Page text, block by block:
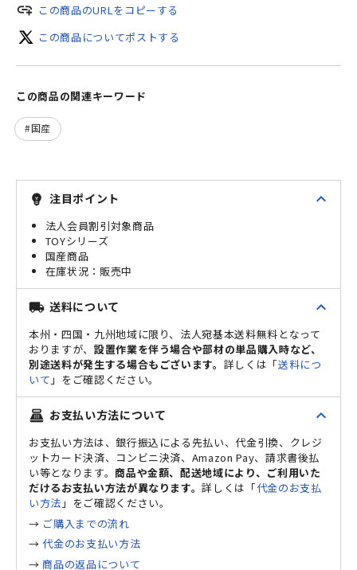
add_link この商品のURLをコピーする
この商品についてポストする
この商品の関連キーワード
国産
emoji_objects 注目ポイント expand_less
法人会員割引対象商品
TOYシリーズ
国産商品
販売中
local_shipping 送料について expand_less
本州・四国・九州地域に限り、法人宛基本送料無料となって
おりますが、 設置作業を伴う場合や部材の単品購入時など、
別途送料が発生する場合もございます。 詳しくは「送料につ
いて 」をご確認ください。
point_of_sale お支払い方法について expand_less
お支払い方法は、銀行振込による先払い、代金引換、クレジ
ットカード決済、コンビニ決済、Amazon Pay、請求書後払
い等となります。商品や金額、配送地域により、ご利用いた
だけるお支払い方法が異なります。詳しくは「代金のお支払
い方法 」をご確認ください。
→ ご購入までの流れ
→代金のお支払い方法
→ 商品の返品について